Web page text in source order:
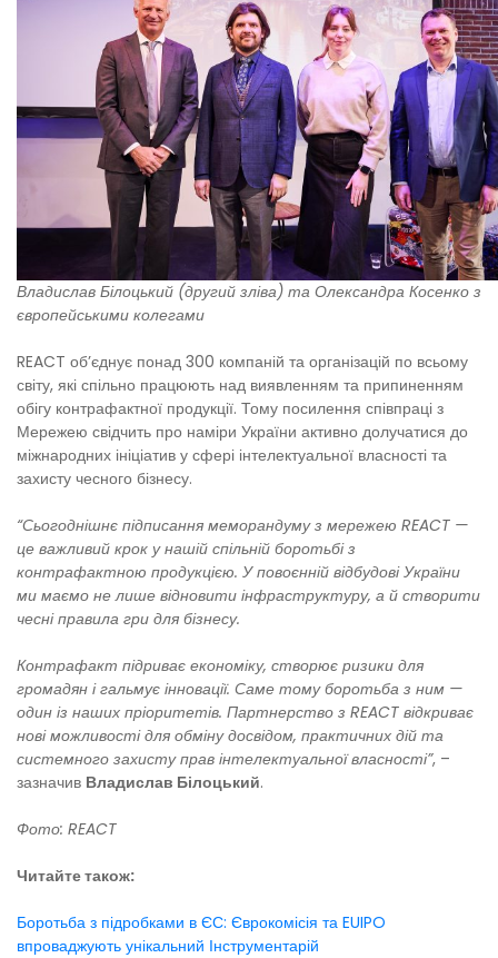
Владислав Білоцький (другий зліва) та Олександра Косенко з
європейськими колегами
REACT об’єднує понад 300 компаній та організацій по всьому
світу, які спільно працюють над виявленням та припиненням
обігу контрафактної продукції. Тому посилення співпраці з
Мережею свідчить про наміри України активно долучатися до
міжнародних ініціатив у сфері інтелектуальної власності та
захисту чесного бізнесу.
“Сьогоднішнє підписання меморандуму з мережею REACT —
це важливий крок у нашій спільній боротьбі з
контрафактною продукцією. У повоєнній відбудові України
ми маємо не лише відновити інфраструктуру, а й створити
чесні правила гри для бізнесу.
Контрафакт підриває економіку, створює ризики для
громадян і гальмує інновації. Саме тому боротьба з ним —
один із наших пріоритетів. Партнерство з REACT відкриває
нові можливості для обміну досвідом, практичних дій та
системного захисту прав інтелектуальної власності”, –
зазначив Владислав Білоцький.
Фото: REACT
Читайте також:
Боротьба з підробками в ЄС: Єврокомісія та EUIPO
впроваджують унікальний Інструментарій